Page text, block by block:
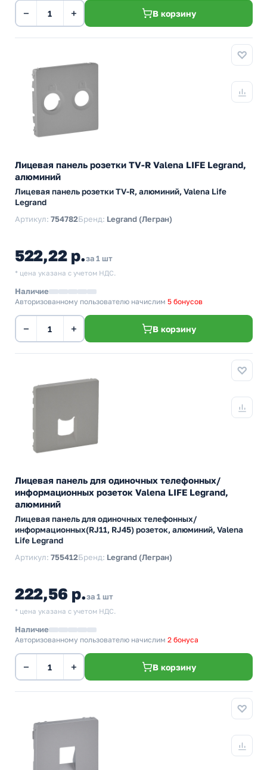
− + В корзину
Лицевая панель розетки TV-R Valena LIFE Legrand,
алюминий
Лицевая панель розетки TV-R, алюминий, Valena Life
Legrand
Артикул: 754782Бренд: Legrand (Легран)
522,22 р.за 1 шт
* цена указана с учетом НДС.
Наличие
Авторизованному пользователю начислим 5 бонусов
− + В корзину
Лицевая панель для одиночных телефонных/
информационных розеток Valena LIFE Legrand,
алюминий
Лицевая панель для одиночных телефонных/
информационных(RJ11, RJ45) розеток, алюминий, Valena
Life Legrand
Артикул: 755412Бренд: Legrand (Легран)
222,56 р.за 1 шт
* цена указана с учетом НДС.
Наличие
Авторизованному пользователю начислим 2 бонуса
− + В корзину